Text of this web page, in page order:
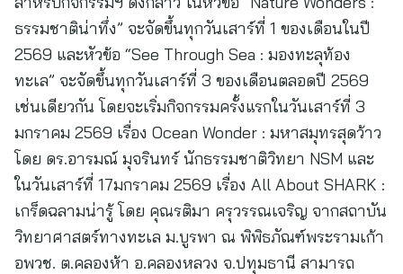
ธรรมชาติน่าทึ่ง” จะจัดขึ้นทุกวันเสาร์ที่ 1 ของเดือนในปี
2569 และหัวข้อ “See Through Sea : มองทะลุท้อง
ทะเล” จะจัดขึ้นทุกวันเสาร์ที่ 3 ของเดือนตลอดปี 2569
เช่นเดียวกัน โดยจะเริ่มกิจกรรมครั้งแรกในวันเสาร์ที่ 3
มกราคม 2569 เรื่อง Ocean Wonder : มหาสมุทรสุดว้าว
โดย ดร.อารมณ์ มุจรินทร์ นักธรรมชาติวิทยา NSM และ
ในวันเสาร์ที่ 17มกราคม 2569 เรื่อง All About SHARK :
เกร็ดฉลามน่ารู้ โดย คุณรติมา ครุวรรณเจริญ จากสถาบัน
วิทยาศาสตร์ทางทะเล ม.บูรพา ณ พิพิธภัณฑ์พระรามเก้า
อพวช. ต.คลองห้า อ.คลองหลวง จ.ปทุมธานี สามารถ